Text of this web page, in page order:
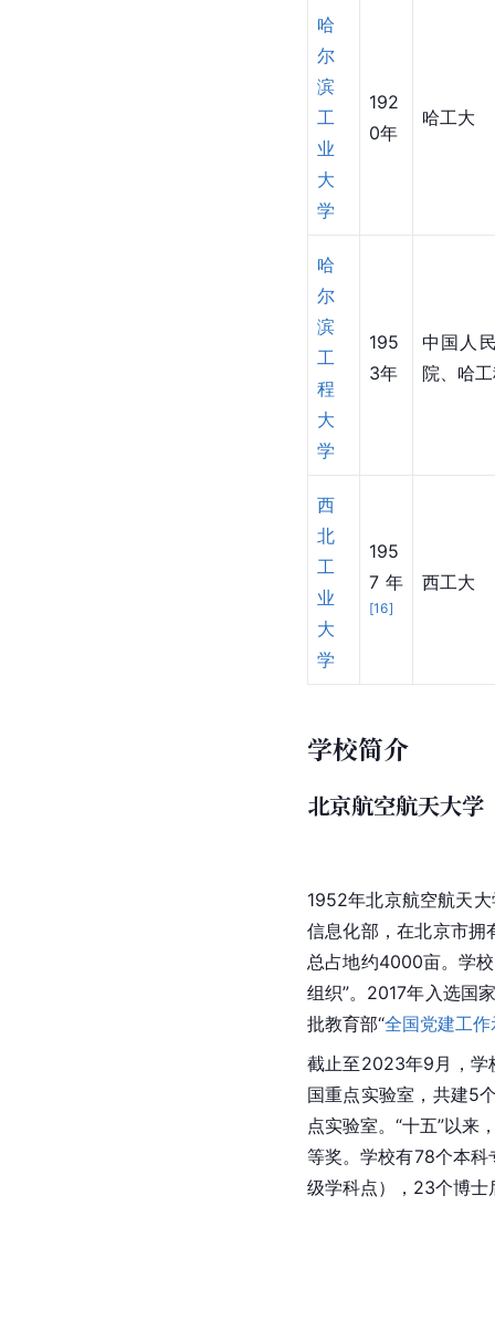
哈
尔
滨
工
业
大
学
192
0年
哈工大
哈
尔
滨
工
程
大
学
195
3年
中国人
院、哈
西
北
工
业
大
学
195
7年
[16]
西工大
学校简介
北京航空航天大学
1952年北京航空航天
信息化部，在北京市拥
总占地约4000亩。学
组织”。2017年入选国
批教育部“全国党建工
截止至2023年9月，学
国重点实验室，共建5
点实验室。“十五”以
等奖。学校有78个本
级学科点），23个博士